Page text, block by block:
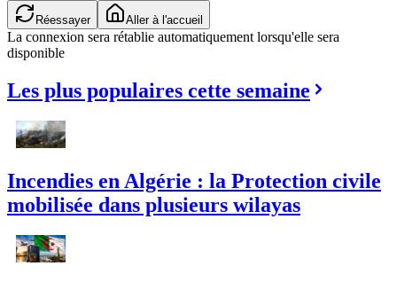
Réessayer Aller à l'accueil
La connexion sera rétablie automatiquement lorsqu'elle sera
disponible
Les plus populaires cette semaine
Incendies en Algérie : la Protection civile
mobilisée dans plusieurs wilayas